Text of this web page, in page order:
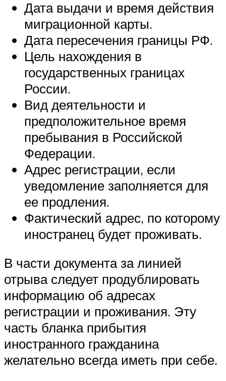
Дата выдачи и время действия
миграционной карты.
Дата пересечения границы РФ.
Цель нахождения в
государственных границах
России.
Вид деятельности и
предположительное время
пребывания в Российской
Федерации.
Адрес регистрации, если
уведомление заполняется для
ее продления.
Фактический адрес, по которому
иностранец будет проживать.
В части документа за линией
отрыва следует продублировать
информацию об адресах
регистрации и проживания. Эту
часть бланка прибытия
иностранного гражданина
желательно всегда иметь при себе.